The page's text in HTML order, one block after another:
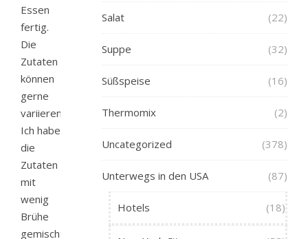
Essen
fertig.
Die
Zutaten
können
gerne
variieren.
Ich habe
die
Zutaten
mit
wenig
Brühe
gemischt,
Salat (22)
Suppe (32)
Süßspeise (16)
Thermomix (2)
Uncategorized (378)
Unterwegs in den USA (87)
Hotels (18)